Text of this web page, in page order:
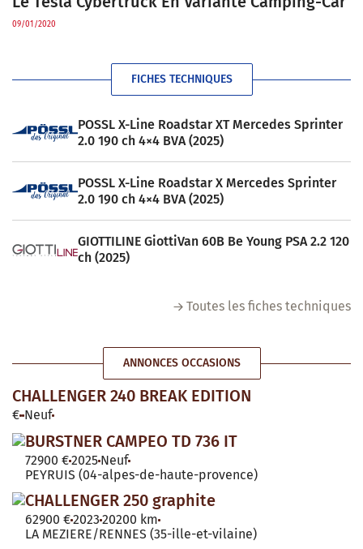
09/01/2020
FICHES TECHNIQUES
POSSL X-Line Roadstar XT Mercedes Sprinter
2.0 190 ch 4×4 BVA (2025)
POSSL X-Line Roadstar X Mercedes Sprinter
2.0 190 ch 4×4 BVA (2025)
GIOTTILINE GiottiVan 60B Be Young PSA 2.2 120
ch (2025)
Toutes les fiches techniques
ANNONCES OCCASIONS
CHALLENGER 240 BREAK EDITION
€ Neuf
BURSTNER CAMPEO TD 736 IT
72900 €2025 Neuf
PEYRUIS (04-alpes-de-haute-provence)
CHALLENGER 250 graphite
62900 €2023 20200 km
LA MEZIERE/RENNES (35-ille-et-vilaine)